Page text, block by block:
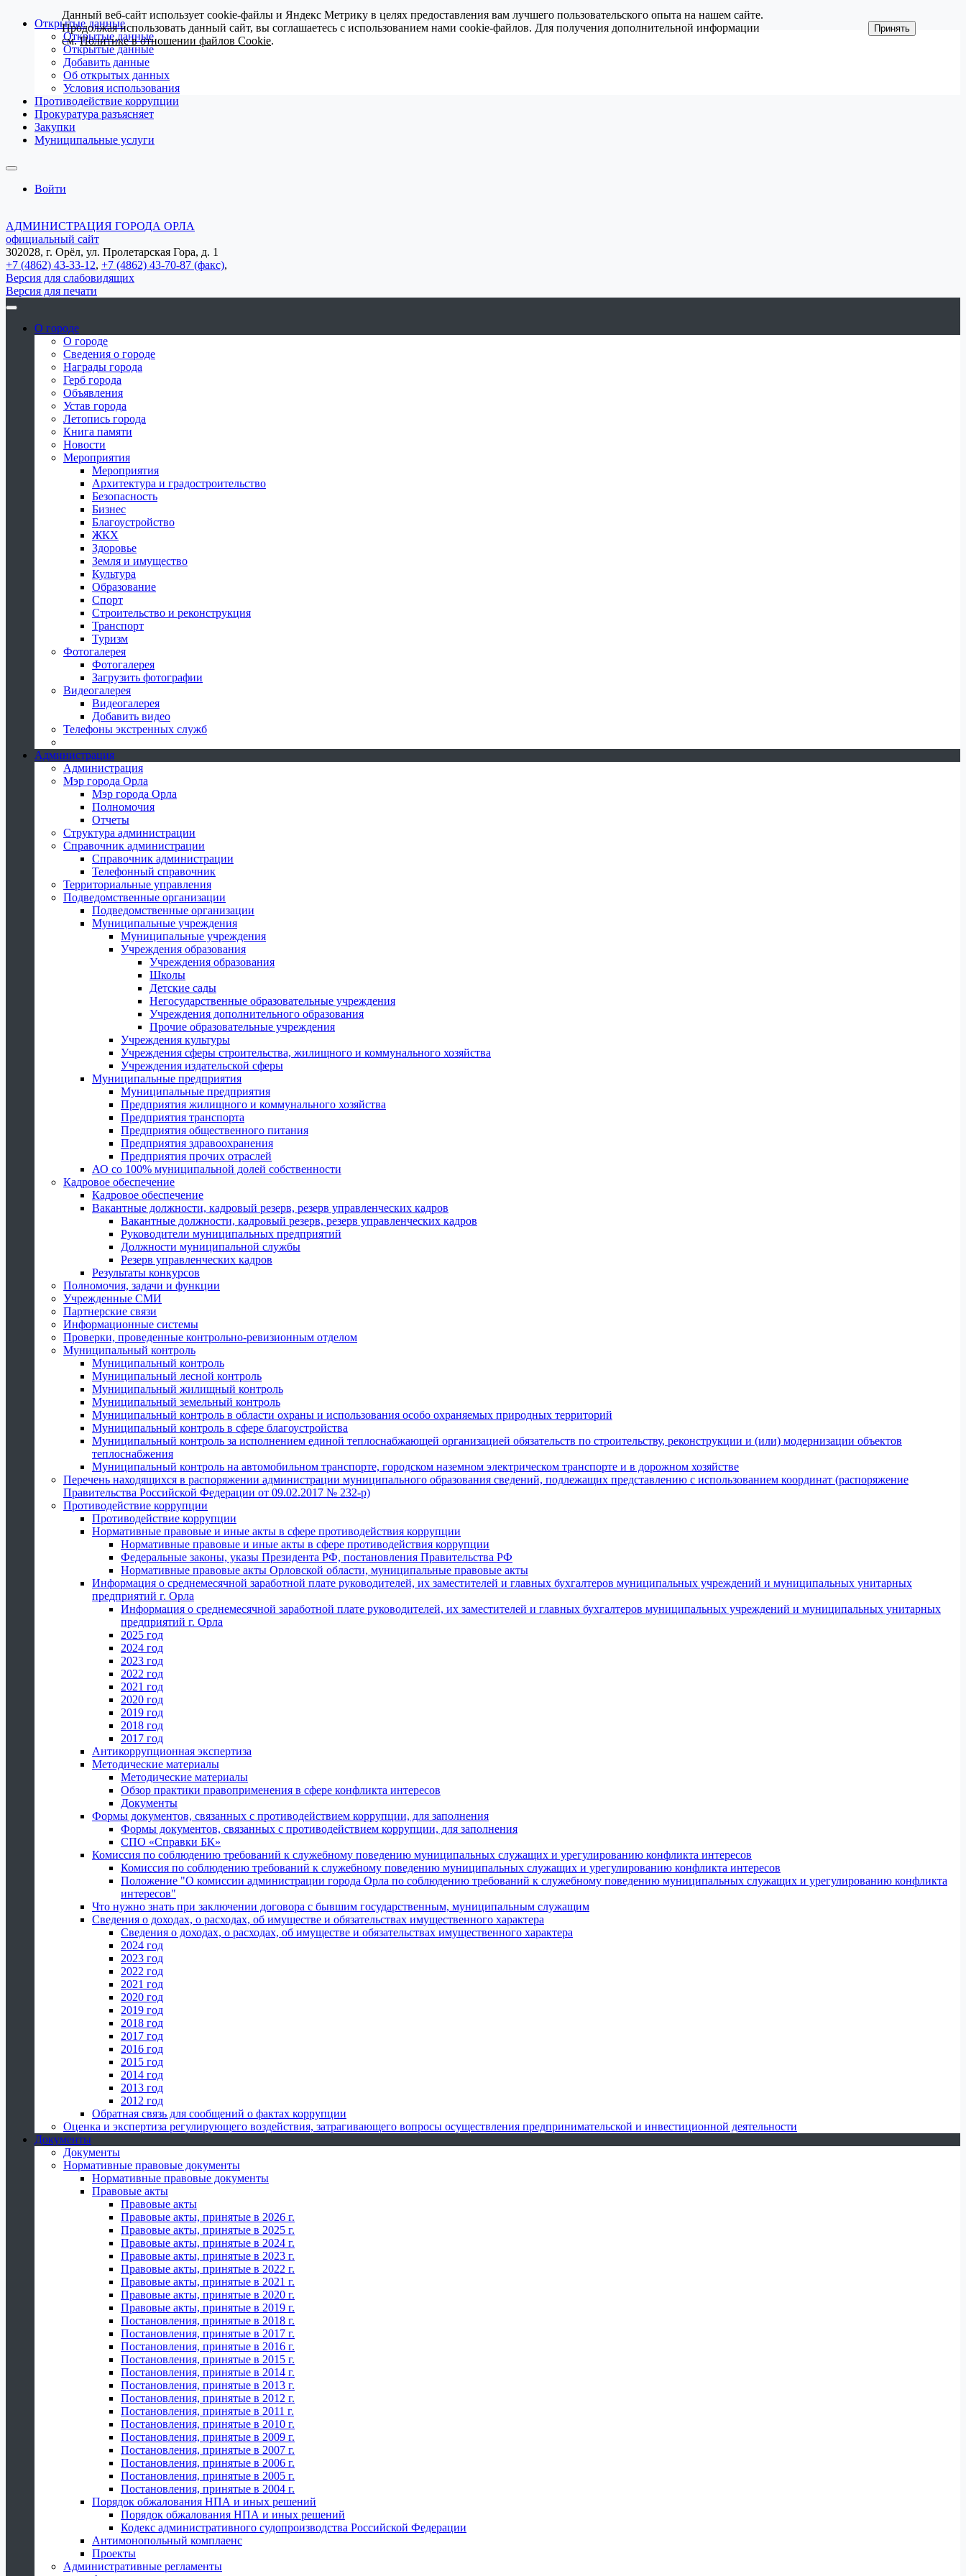
Открытые данные
Открытые данные
Открытые данные
Добавить данные
Об открытых данных
Условия использования
Противодействие коррупции
Прокуратура разъясняет
Закупки
Муниципальные услуги
Войти
АДМИНИСТРАЦИЯ ГОРОДА ОРЛА
официальный сайт
302028, г. Орёл, ул. Пролетарская Гора, д. 1
+7 (4862) 43-33-12, +7 (4862) 43-70-87 (факс),
Версия для слабовидящих
Версия для печати
О городе
О городе
Сведения о городе
Награды города
Герб города
Объявления
Устав города
Летопись города
Книга памяти
Новости
Мероприятия
Мероприятия
Архитектура и градостроительство
Безопасность
Бизнес
Благоустройство
ЖКХ
Здоровье
Земля и имущество
Культура
Образование
Спорт
Строительство и реконструкция
Транспорт
Туризм
Фотогалерея
Фотогалерея
Загрузить фотографии
Видеогалерея
Видеогалерея
Добавить видео
Телефоны экстренных служб
Администрация
Администрация
Мэр города Орла
Мэр города Орла
Полномочия
Отчеты
Структура администрации
Справочник администрации
Справочник администрации
Телефонный справочник
Территориальные управления
Подведомственные организации
Подведомственные организации
Муниципальные учреждения
Муниципальные учреждения
Учреждения образования
Учреждения образования
Школы
Детские сады
Негосударственные образовательные учреждения
Учреждения дополнительного образования
Прочие образовательные учреждения
Учреждения культуры
Учреждения сферы строительства, жилищного и коммунального хозяйства
Учреждения издательской сферы
Муниципальные предприятия
Муниципальные предприятия
Предприятия жилищного и коммунального хозяйства
Предприятия транспорта
Предприятия общественного питания
Предприятия здравоохранения
Предприятия прочих отраслей
АО со 100% муниципальной долей собственности
Кадровое обеспечение
Кадровое обеспечение
Вакантные должности, кадровый резерв, резерв управленческих кадров
Вакантные должности, кадровый резерв, резерв управленческих кадров
Руководители муниципальных предприятий
Должности муниципальной службы
Резерв управленческих кадров
Результаты конкурсов
Полномочия, задачи и функции
Учрежденные СМИ
Партнерские связи
Информационные системы
Проверки, проведенные контрольно-ревизионным отделом
Муниципальный контроль
Муниципальный контроль
Муниципальный лесной контроль
Муниципальный жилищный контроль
Муниципальный земельный контроль
Муниципальный контроль в области охраны и использования особо охраняемых природных территорий
Муниципальный контроль в сфере благоустройства
Муниципальный контроль за исполнением единой теплоснабжающей организацией обязательств по строительству, реконструкции и (или) модернизации объектов
теплоснабжения
Муниципальный контроль на автомобильном транспорте, городском наземном электрическом транспорте и в дорожном хозяйстве
Перечень находящихся в распоряжении администрации муниципального образования сведений, подлежащих представлению с использованием координат (распоряжение
Правительства Российской Федерации от 09.02.2017 № 232-р)
Противодействие коррупции
Противодействие коррупции
Нормативные правовые и иные акты в сфере противодействия коррупции
Нормативные правовые и иные акты в сфере противодействия коррупции
Федеральные законы, указы Президента РФ, постановления Правительства РФ
Нормативные правовые акты Орловской области, муниципальные правовые акты
Информация о среднемесячной заработной плате руководителей, их заместителей и главных бухгалтеров муниципальных учреждений и муниципальных унитарных
предприятий г. Орла
Информация о среднемесячной заработной плате руководителей, их заместителей и главных бухгалтеров муниципальных учреждений и муниципальных унитарных
предприятий г. Орла
2025 год
2024 год
2023 год
2022 год
2021 год
2020 год
2019 год
2018 год
2017 год
Антикоррупционная экспертиза
Методические материалы
Методические материалы
Обзор практики правоприменения в сфере конфликта интересов
Документы
Формы документов, связанных с противодействием коррупции, для заполнения
Формы документов, связанных с противодействием коррупции, для заполнения
СПО «Справки БК»
Комиссия по соблюдению требований к служебному поведению муниципальных служащих и урегулированию конфликта интересов
Комиссия по соблюдению требований к служебному поведению муниципальных служащих и урегулированию конфликта интересов
Положение "О комиссии администрации города Орла по соблюдению требований к служебному поведению муниципальных служащих и урегулированию конфликта
интересов"
Что нужно знать при заключении договора с бывшим государственным, муниципальным служащим
Сведения о доходах, о расходах, об имуществе и обязательствах имущественного характера
Сведения о доходах, о расходах, об имуществе и обязательствах имущественного характера
2024 год
2023 год
2022 год
2021 год
2020 год
2019 год
2018 год
2017 год
2016 год
2015 год
2014 год
2013 год
2012 год
Обратная связь для сообщений о фактах коррупции
Оценка и экспертиза регулирующего воздействия, затрагивающего вопросы осуществления предпринимательской и инвестиционной деятельности
Документы
Документы
Нормативные правовые документы
Нормативные правовые документы
Правовые акты
Правовые акты
Правовые акты, принятые в 2026 г.
Правовые акты, принятые в 2025 г.
Правовые акты, принятые в 2024 г.
Правовые акты, принятые в 2023 г.
Правовые акты, принятые в 2022 г.
Правовые акты, принятые в 2021 г.
Правовые акты, принятые в 2020 г.
Правовые акты, принятые в 2019 г.
Постановления, принятые в 2018 г.
Постановления, принятые в 2017 г.
Постановления, принятые в 2016 г.
Постановления, принятые в 2015 г.
Постановления, принятые в 2014 г.
Постановления, принятые в 2013 г.
Постановления, принятые в 2012 г.
Постановления, принятые в 2011 г.
Постановления, принятые в 2010 г.
Постановления, принятые в 2009 г.
Постановления, принятые в 2007 г.
Постановления, принятые в 2006 г.
Постановления, принятые в 2005 г.
Постановления, принятые в 2004 г.
Порядок обжалования НПА и иных решений
Порядок обжалования НПА и иных решений
Кодекс административного судопроизводства Российской Федерации
Антимонопольный комплаенс
Проекты
Административные регламенты
Данный веб-сайт использует cookie-файлы и Яндекс Метрику в целях предоставления вам лучшего пользовательского опыта на нашем сайте.
Продолжая использовать данный сайт, вы соглашаетесь с использованием нами cookie-файлов. Для получения дополнительной информации
см.Политике в отношении файлов Cookie.
Принять